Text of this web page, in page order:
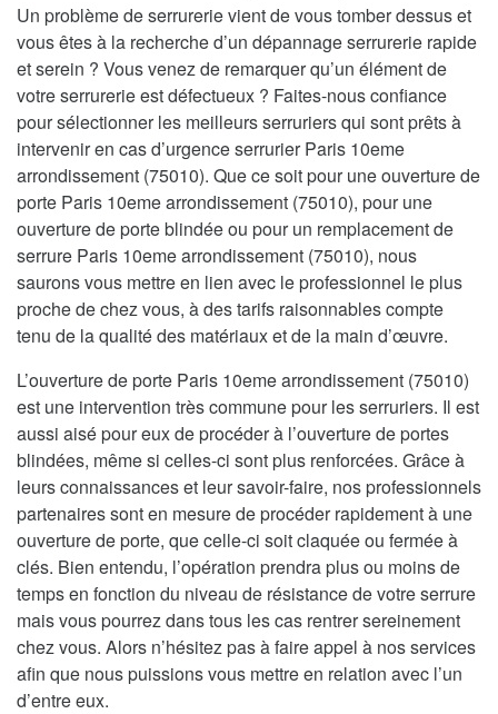
Un problème de serrurerie vient de vous tomber dessus et
vous êtes à la recherche d’un dépannage serrurerie rapide
et serein ? Vous venez de remarquer qu’un élément de
votre serrurerie est défectueux ? Faites-nous confiance
pour sélectionner les meilleurs serruriers qui sont prêts à
intervenir en cas d’urgence serrurier Paris 10eme
arrondissement (75010). Que ce soit pour une ouverture de
porte Paris 10eme arrondissement (75010), pour une
ouverture de porte blindée ou pour un remplacement de
serrure Paris 10eme arrondissement (75010), nous
saurons vous mettre en lien avec le professionnel le plus
proche de chez vous, à des tarifs raisonnables compte
tenu de la qualité des matériaux et de la main d’œuvre.
L’ouverture de porte Paris 10eme arrondissement (75010)
est une intervention très commune pour les serruriers. Il est
aussi aisé pour eux de procéder à l’ouverture de portes
blindées, même si celles-ci sont plus renforcées. Grâce à
leurs connaissances et leur savoir-faire, nos professionnels
partenaires sont en mesure de procéder rapidement à une
ouverture de porte, que celle-ci soit claquée ou fermée à
clés. Bien entendu, l’opération prendra plus ou moins de
temps en fonction du niveau de résistance de votre serrure
mais vous pourrez dans tous les cas rentrer sereinement
chez vous. Alors n’hésitez pas à faire appel à nos services
afin que nous puissions vous mettre en relation avec l’un
d’entre eux.